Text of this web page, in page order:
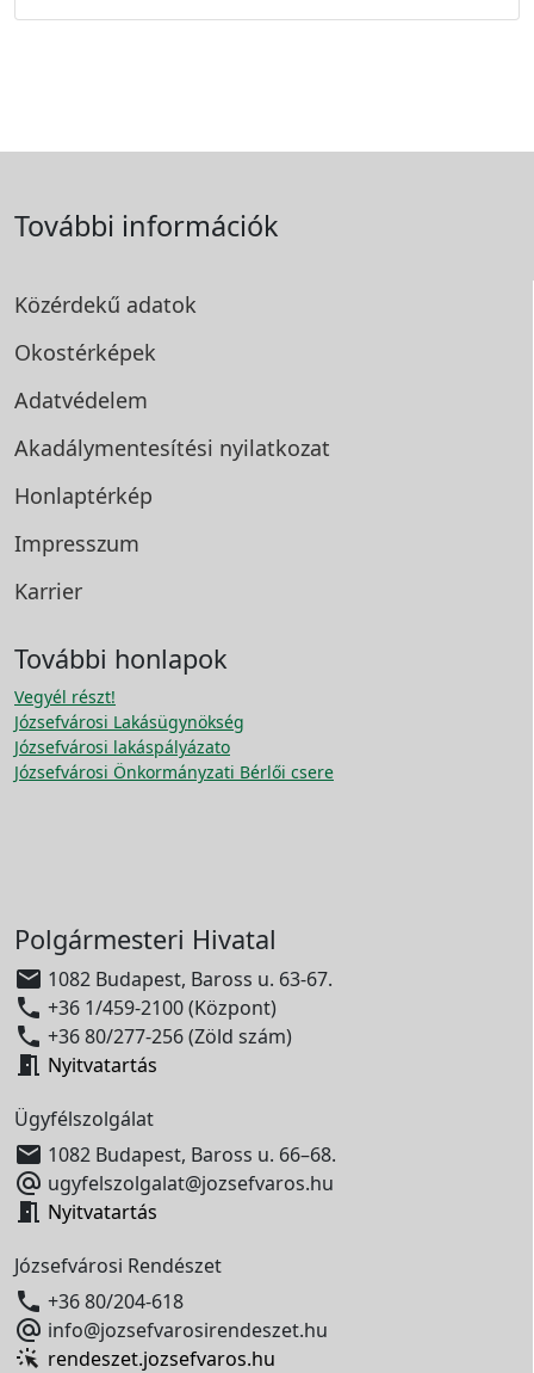
További információk
Közérdekű adatok
Okostérképek
Adatvédelem
Akadálymentesítési nyilatkozat
Honlaptérkép
Impresszum
Karrier
További honlapok
Vegyél részt!
Józsefvárosi Lakásügynökség
Józsefvárosi lakáspályázato
Józsefvárosi Önkormányzati Bérlői csere
Polgármesteri Hivatal
 1082 Budapest, Baross u. 63-67.
 +36 1/459-2100 (Központ)
 +36 80/277-256 (Zöld szám)
 Nyitvatartás
Ügyfélszolgálat
 1082 Budapest, Baross u. 66–68.
 ugyfelszolgalat@jozsefvaros.hu
 Nyitvatartás
Józsefvárosi Rendészet
 +36 80/204-618
 info@jozsefvarosirendeszet.hu
rendeszet.jozsefvaros.hu